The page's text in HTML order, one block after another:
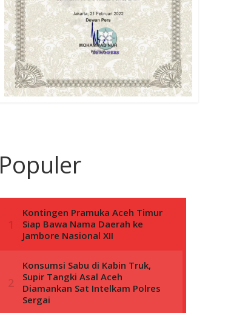
Populer